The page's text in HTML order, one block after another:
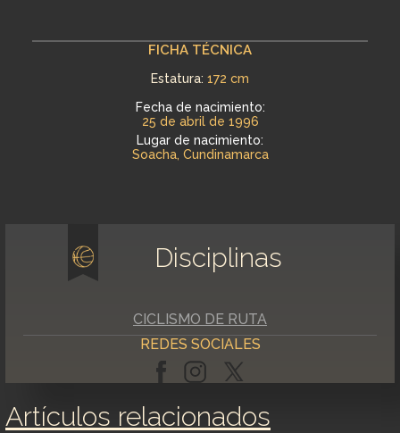
FICHA TÉCNICA
Estatura: 172 cm
Fecha de nacimiento:
25 de abril de 1996
Lugar de nacimiento:
Soacha, Cundinamarca
Disciplinas
CICLISMO DE RUTA
REDES SOCIALES
Artículos relacionados